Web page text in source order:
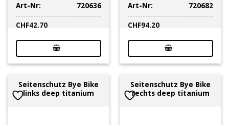
Art-Nr:
720636
CHF42.70
Art-Nr:
720682
CHF94.20
Seitenschutz Bye Bike
links deep titanium
Seitenschutz Bye Bike
rechts deep titanium